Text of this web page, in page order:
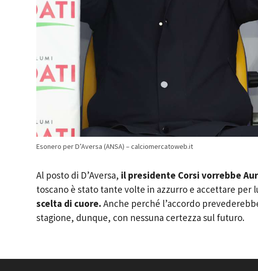
Esonero per D’Aversa (ANSA) – calciomercatoweb.it
Al posto di D’Aversa, il presidente Corsi vorrebbe
toscano è stato tante volte in azzurro e accettare per
scelta di cuore. Anche perché l’accordo
stagione, dunque, con nessuna certezza sul futuro.